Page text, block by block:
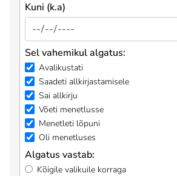
Kuni (k.a)
Sel vahemikul algatus:
Avalikustati
Saadeti allkirjastamisele
Sai allkirju
Võeti menetlusse
Menetleti lõpuni
Oli menetluses
Algatus vastab:
Kõigile valikuile korraga